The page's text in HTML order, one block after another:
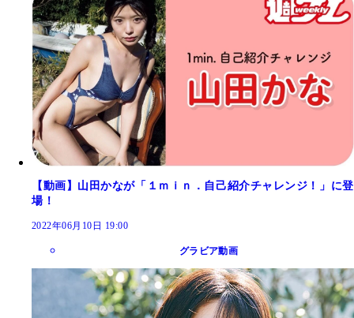
【動画】山田かなが「１ｍｉｎ．自己紹介チャレンジ！」に登
場！
2022年06月10日 19:00
グラビア動画